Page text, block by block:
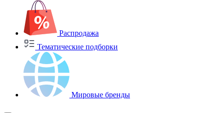
Распродажа
Тематические подборки
Мировые бренды